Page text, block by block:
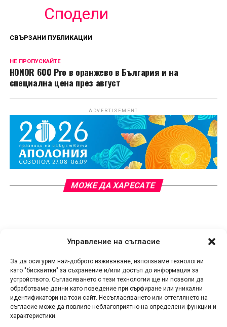
Управление на съгласие
За да осигурим най-доброто изживяване, използваме технологии
като "бисквитки" за съхранение и/или достъп до информация за
устройството. Съгласяването с тези технологии ще ни позволи да
обработваме данни като поведение при сърфиране или уникални
идентификатори на този сайт. Несъгласяването или оттеглянето на
съгласие може да повлияе неблагоприятно на определени функции и
характеристики.
Сподели
СВЪРЗАНИ ПУБЛИКАЦИИ
НЕ ПРОПУСКАЙТЕ
HONOR 600 Pro в оранжево в България и на
специална цена през август
ADVERTISEMENT
МОЖЕ ДА ХАРЕСАТЕ